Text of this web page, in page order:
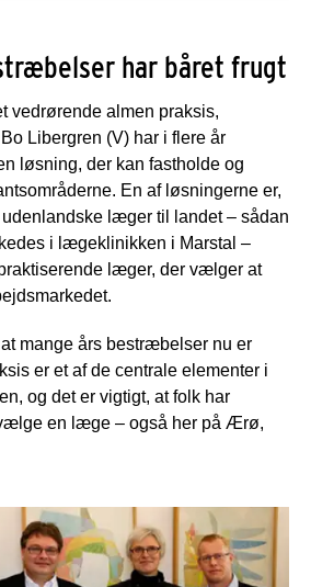
har båret frugt
vedrørende almen praksis,
Libergren (V) har i flere år
løsning, der kan fastholde og
En af løsningerne er,
læger til landet – sådan
i lægeklinikken i Marstal –
læger, der vælger at
mange års bestræbelser nu er
er et af de centrale elementer i
og det er vigtigt, at folk har
en læge – også her på Ærø,